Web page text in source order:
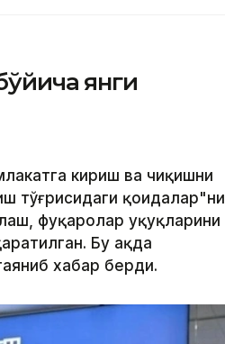
янги
кириш ва чиқишни
тўғрисидаги қоидалар"ни
фуқаролар ҳуқуқларини
Бу ҳақда
хабар берди.